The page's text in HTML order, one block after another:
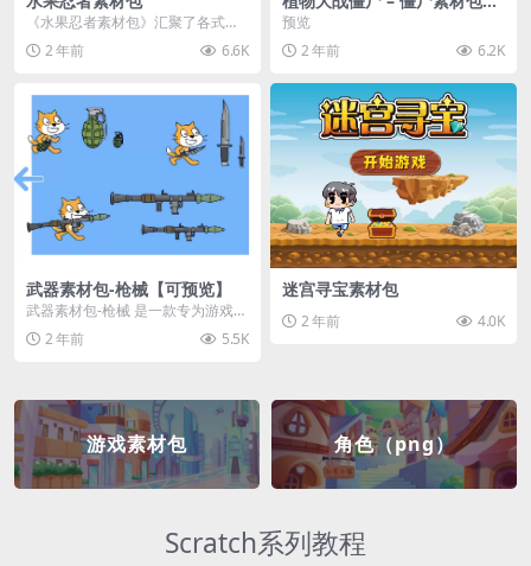
《水果忍者素材包》汇聚了各式鲜
美诱人的水果图像与清脆悦耳的切
割音效，专为追求极致...
2 年前 6.6K
【可预览】
预览
2 年前
6.2K
武器素材包-枪械【可预览】
武器素材包-枪械 是一款专为游戏开
发者和创作者设计的素材包，包含
多种高质量的枪械...
2 年前 5.5K
迷宫寻宝素材包
2 年前 4.0K
游戏素材包 角色（png）
Scratch系列教程